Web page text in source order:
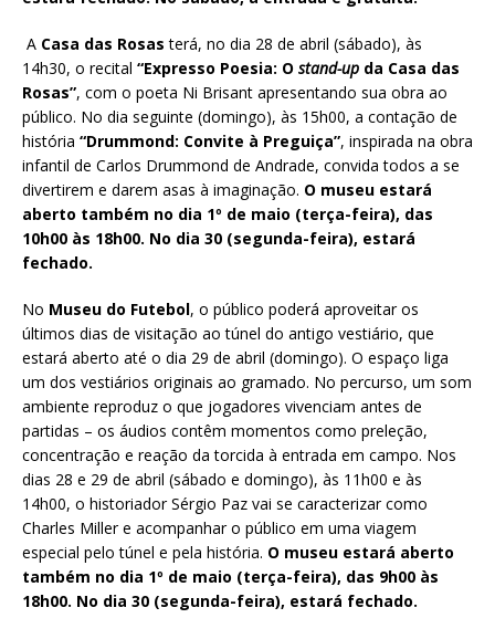
A Casa das Rosas terá, no dia 28 de abril (sábado), às
14h30, o recital “Expresso Poesia: O stand-up da Casa das
Rosas”, com o poeta Ni Brisant apresentando sua obra ao
público. No dia seguinte (domingo), às 15h00, a contação de
história “Drummond: Convite à Preguiça”, inspirada na obra
infantil de Carlos Drummond de Andrade, convida todos a se
divertirem e darem asas à imaginação. O museu estará
aberto também no dia 1º de maio (terça-feira), das
10h00 às 18h00. No dia 30 (segunda-feira), estará
fechado.
No Museu do Futebol, o público poderá aproveitar os
últimos dias de visitação ao túnel do antigo vestiário, que
estará aberto até o dia 29 de abril (domingo). O espaço liga
um dos vestiários originais ao gramado. No percurso, um som
ambiente reproduz o que jogadores vivenciam antes de
partidas – os áudios contêm momentos como preleção,
concentração e reação da torcida à entrada em campo. Nos
dias 28 e 29 de abril (sábado e domingo), às 11h00 e às
14h00, o historiador Sérgio Paz vai se caracterizar como
Charles Miller e acompanhar o público em uma viagem
especial pelo túnel e pela história. O museu estará aberto
também no dia 1º de maio (terça-feira), das 9h00 às
18h00. No dia 30 (segunda-feira), estará fechado.